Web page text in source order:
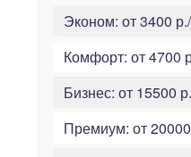
Эконом: от 3400
Комфорт: от 4700
Бизнес: от 15500
Премиум: от